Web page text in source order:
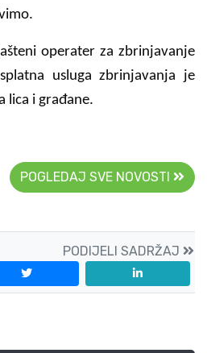
operater za zbrinjavanje
usluga zbrinjavanja je
lica i građane.
POGLEDAJ SVE NOVOSTI
PODIJELI SADRŽAJ